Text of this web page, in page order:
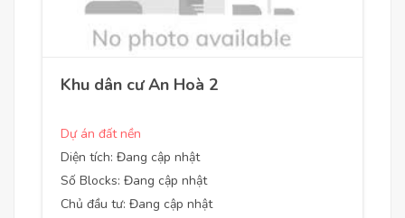
Khu dân cư An Hoà 2
Dự án đất nền
Diện tích: Đang cập nhật
Số Blocks: Đang cập nhật
Chủ đầu tư: Đang cập nhật